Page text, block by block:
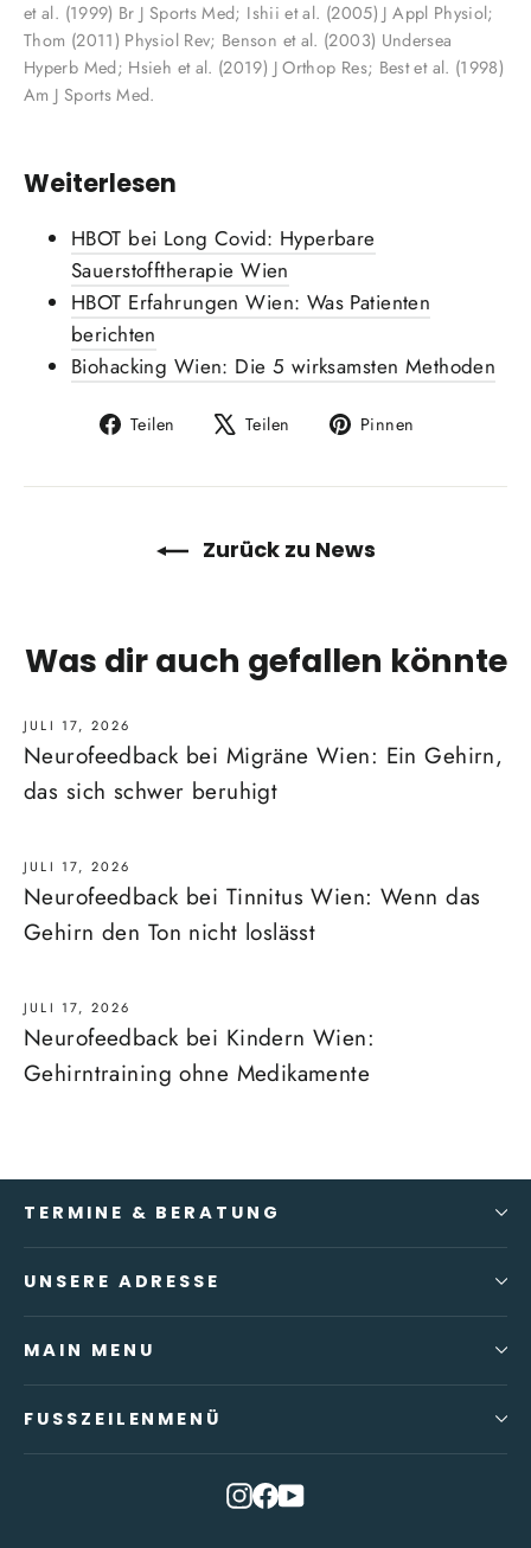
et al. (1999) Br J Sports Med; Ishii et al. (2005) J Appl Physiol;
Thom (2011) Physiol Rev; Benson et al. (2003) Undersea
Hyperb Med; Hsieh et al. (2019) J Orthop Res; Best et al. (1998)
Am J Sports Med.
Weiterlesen
HBOT bei Long Covid: Hyperbare
Sauerstofftherapie Wien
HBOT Erfahrungen Wien: Was Patienten
berichten
Biohacking Wien: Die 5 wirksamsten Methoden
Teilen
Auf
teilen
Teilen
Auf
twittern
Pinnen
pinnen
Zurück zu News
Was dir auch gefallen könnte
JULI 17, 2026
Neurofeedback bei Migräne Wien: Ein Gehirn,
das sich schwer beruhigt
JULI 17, 2026
Neurofeedback bei Tinnitus Wien: Wenn das
Gehirn den Ton nicht loslässt
JULI 17, 2026
Neurofeedback bei Kindern Wien:
Gehirntraining ohne Medikamente
TERMINE & BERATUNG
UNSERE ADRESSE
MAIN MENU
FUSSZEILENMENÜ
Instagram
Facebook
YouTube